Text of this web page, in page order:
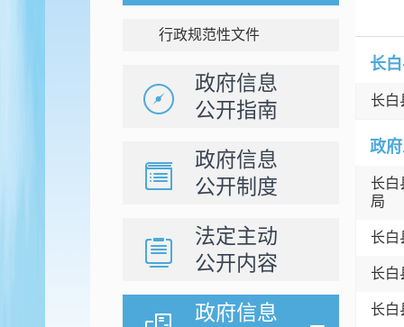
行政规范性文件
政府信息
公开指南
政府信息
公开制度
法定主动
公开内容
政府信息
长
长白
政
长白
局
长白
长白
长白